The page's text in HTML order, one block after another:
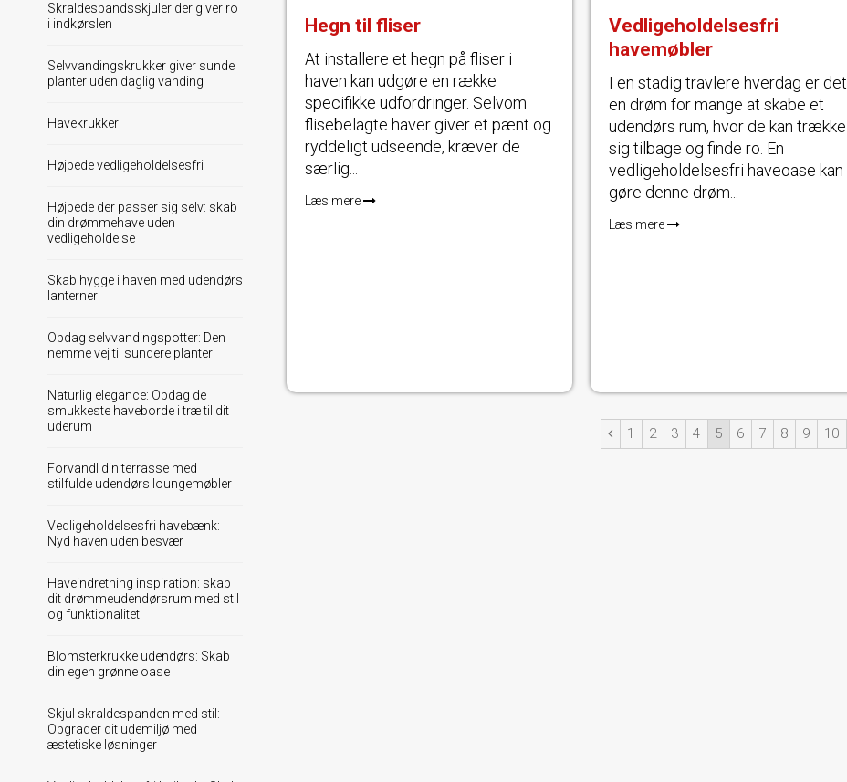
Skraldespandsskjuler der giver ro
i indkørslen
Selvvandingskrukker giver sunde
planter uden daglig vanding
Havekrukker
Højbede vedligeholdelsesfri
Højbede der passer sig selv: skab
din drømmehave uden
vedligeholdelse
Skab hygge i haven med udendørs
lanterner
Opdag selvvandingspotter: Den
nemme vej til sundere planter
Naturlig elegance: Opdag de
smukkeste haveborde i træ til dit
uderum
Forvandl din terrasse med
stilfulde udendørs loungemøbler
Vedligeholdelsesfri havebænk:
Nyd haven uden besvær
Haveindretning inspiration: skab
dit drømmeudendørsrum med stil
og funktionalitet
Blomsterkrukke udendørs: Skab
din egen grønne oase
Skjul skraldespanden med stil:
Opgrader dit udemiljø med
æstetiske løsninger
Hegn til fliser
At installere et hegn på fliser i
haven kan udgøre en række
specifikke udfordringer. Selvom
flisebelagte haver giver et pænt og
ryddeligt udseende, kræver de
særlig...
Læs mere
Vedligeholdelsesfri
havemøbler
I en stadig travlere hverdag er det
en drøm for mange at skabe et
udendørs rum, hvor de kan trække
sig tilbage og finde ro. En
vedligeholdelsesfri haveoase kan
gøre denne drøm...
Læs mere
1 2 3 4 5 6 7 8 9 10